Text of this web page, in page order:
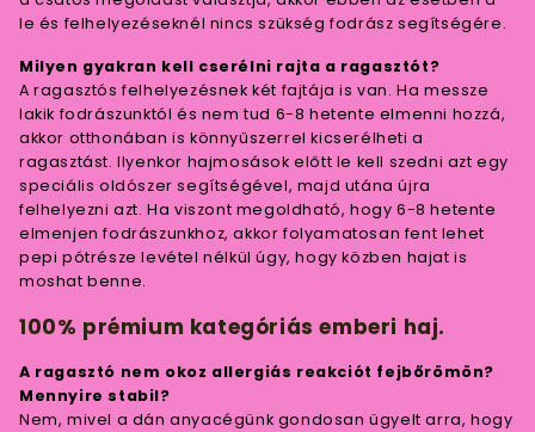
le és felhelyezéseknél nincs szükség fodrász segítségére.
Milyen gyakran kell cserélni rajta a ragasztót?
A ragasztós felhelyezésnek két fajtája is van. Ha messze
lakik fodrászunktól és nem tud 6-8 hetente elmenni hozzá,
akkor otthonában is könnyűszerrel kicserélheti a
ragasztást. Ilyenkor hajmosások előtt le kell szedni azt egy
speciális oldószer segítségével, majd utána újra
felhelyezni azt. Ha viszont megoldható, hogy 6-8 hetente
elmenjen fodrászunkhoz, akkor folyamatosan fent lehet
pepi pótrésze levétel nélkül úgy, hogy közben hajat is
moshat benne.
100% prémium kategóriás emberi haj.
A ragasztó nem okoz allergiás reakciót fejbőrömön?
Mennyire stabil?
Nem, mivel a dán anyacégünk gondosan ügyelt arra, hogy